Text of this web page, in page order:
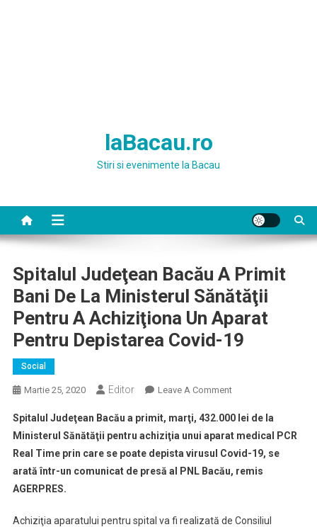
laBacau.ro
Stiri si evenimente la Bacau
Spitalul Judeţean Bacău A Primit
Bani De La Ministerul Sănătăţii
Pentru A Achiziţiona Un Aparat
Pentru Depistarea Covid-19
Social
Martie 25, 2020 Editor Leave A CommentOn
Judeţean
Bacău
A
Primit
La
Spitalul Judeţean Bacău a primit, marţi, 432.000 lei de la
Ministerul Sănătăţii pentru achiziţia unui aparat medical PCR
Real Time prin care se poate depista virusul Covid-19, se
arată într-un comunicat de presă al PNL Bacău, remis
AGERPRES.
Achiziţia aparatului pentru spital va fi realizată de Consiliul